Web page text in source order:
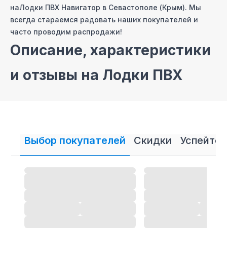
наЛодки ПВХ Навигатор в Севастополе (Крым). Мы
всегда стараемся радовать наших покупателей и
часто проводим распродажи!
Описание, характеристики
и отзывы на Лодки ПВХ
характеристики наЛодки ПВХ Навигатор. Также вы
можете ознакомиться с отзывами покупателей
Лодки ПВХ Навигатори оставить свой отзыв.
Лодки ПВХ Навигатор
магазин
в Севастополе
Выбор покупателей Скидки Успейте